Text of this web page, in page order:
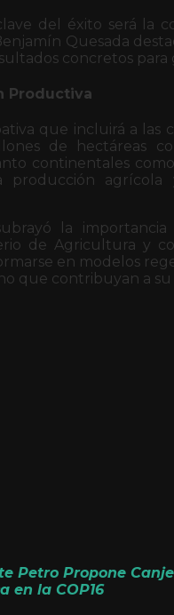
del éxito será la
Quesada
concretos
Productiva
que incluirá a las
de hectáreas
continentales
agrícola
la
de Agricultura y
en modelos
que contribuyan a
Petro Propone
en la COP16